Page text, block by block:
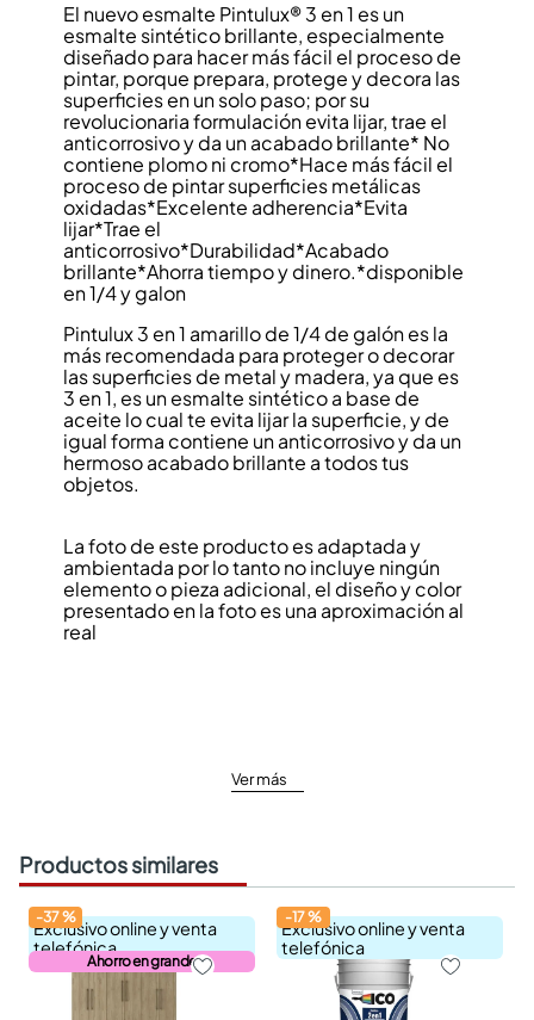
El nuevo esmalte Pintulux® 3 en 1 es un
esmalte sintético brillante, especialmente
diseñado para hacer más fácil el proceso de
pintar, porque prepara, protege y decora las
superficies en un solo paso; por su
revolucionaria formulación evita lijar, trae el
anticorrosivo y da un acabado brillante* No
contiene plomo ni cromo*Hace más fácil el
proceso de pintar superficies metálicas
oxidadas*Excelente adherencia*Evita
lijar*Trae el
anticorrosivo*Durabilidad*Acabado
brillante*Ahorra tiempo y dinero.*disponible
en 1/4 y galon
Pintulux 3 en 1 amarillo de 1/4 de galón es la
más recomendada para proteger o decorar
las superficies de metal y madera, ya que es
3 en 1, es un esmalte sintético a base de
aceite lo cual te evita lijar la superficie, y de
igual forma contiene un anticorrosivo y da un
hermoso acabado brillante a todos tus
objetos.
La foto de este producto es adaptada y
ambientada por lo tanto no incluye ningún
elemento o pieza adicional, el diseño y color
presentado en la foto es una aproximación al
real
Ver más
Productos similares
Exclusivo online y venta
telefónica
Ahorro en grande
-37%
Exclusivo online y venta
telefónica
-17%